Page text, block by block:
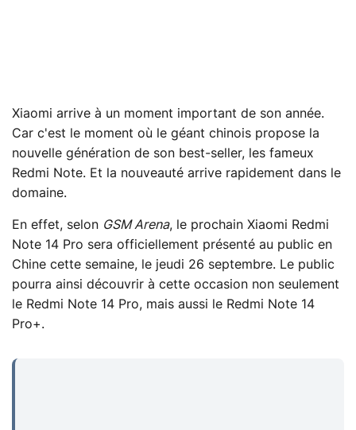
Xiaomi arrive à un moment important de son année.
Car c'est le moment où le géant chinois propose la
nouvelle génération de son best-seller, les fameux
Redmi Note. Et la nouveauté arrive rapidement dans le
domaine.
En effet, selon GSM Arena, le prochain Xiaomi Redmi
Note 14 Pro sera officiellement présenté au public en
Chine cette semaine, le jeudi 26 septembre. Le public
pourra ainsi découvrir à cette occasion non seulement
le Redmi Note 14 Pro, mais aussi le Redmi Note 14
Pro+.